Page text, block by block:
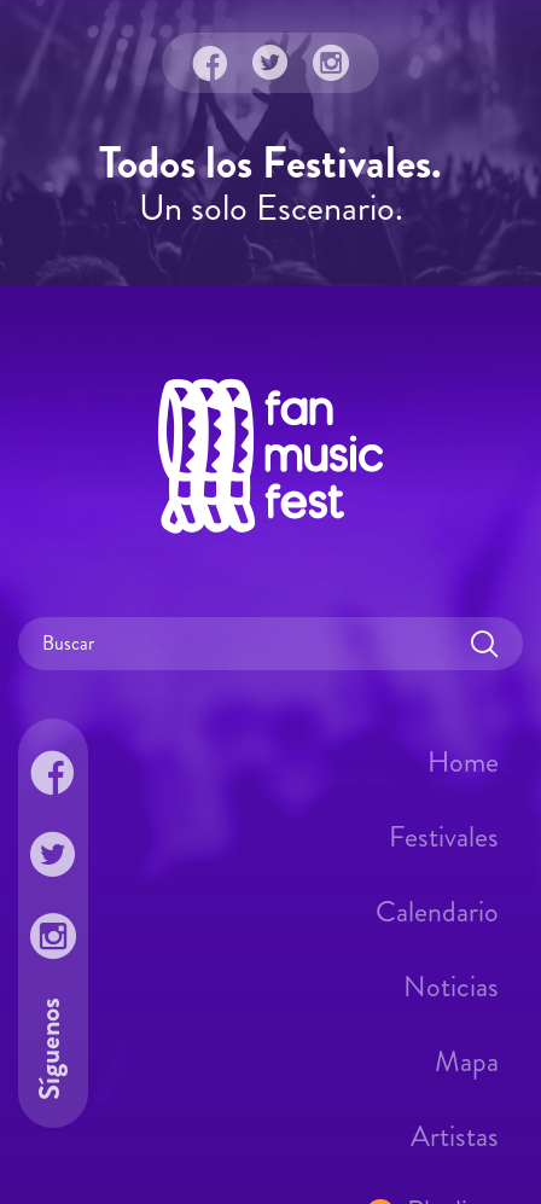
Todos los Festivales.
Un solo Escenario.
Home
Festivales
Calendario
Noticias
Mapa
Artistas
Síguenos